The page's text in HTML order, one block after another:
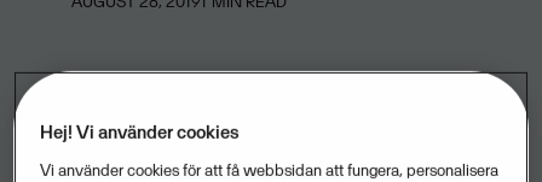
Hej! Vi använder cookies
Vi använder cookies för att få webbsidan att fungera, personalisera